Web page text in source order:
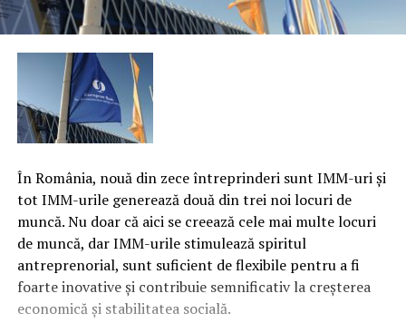
În România, nouă din zece întreprinderi sunt IMM-uri şi
tot IMM-urile generează două din trei noi locuri de
muncă. Nu doar că aici se creează cele mai multe locuri
de muncă, dar IMM-urile stimulează spiritul
antreprenorial, sunt suficient de flexibile pentru a fi
foarte inovative şi contribuie semnificativ la creşterea
economică şi stabilitatea socială.